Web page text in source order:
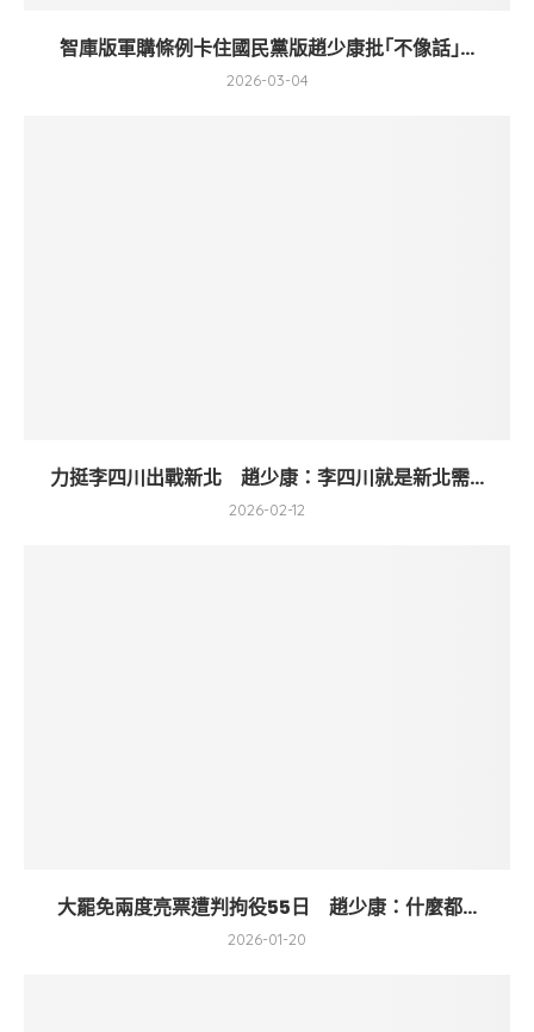
智庫版軍購條例卡住國民黨版趙少康批｢不像話｣...
2026-03-04
力挺李四川出戰新北 趙少康：李四川就是新北需...
2026-02-12
大罷免兩度亮票遭判拘役55日 趙少康：什麼都...
2026-01-20